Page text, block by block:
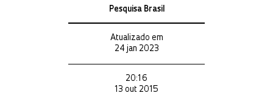
Pesquisa Brasil
Atualizado em
24 jan 2023
20:16
13 out 2015